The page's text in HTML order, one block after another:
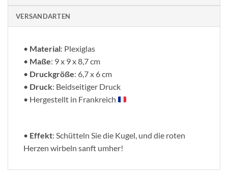
VERSANDARTEN
• Material: Plexiglas
• Maße: 9 x 9 x 8,7 cm
• Druckgröße: 6,7 x 6 cm
• Druck: Beidseitiger Druck
• Hergestellt in Frankreich
• Effekt: Schütteln Sie die Kugel, und die roten
Herzen wirbeln sanft umher!